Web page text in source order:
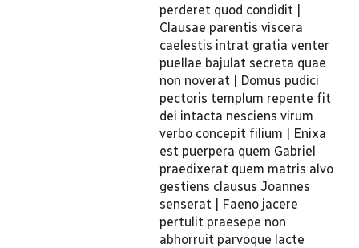
perderet quod condidit |
Clausae parentis viscera
caelestis intrat gratia venter
puellae bajulat secreta quae
non noverat | Domus pudici
pectoris templum repente fit
dei intacta nesciens virum
verbo concepit filium | Enixa
est puerpera quem Gabriel
praedixerat quem matris alvo
gestiens clausus Joannes
senserat | Faeno jacere
pertulit praesepe non
abhorruit parvoque lacte